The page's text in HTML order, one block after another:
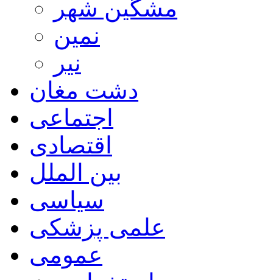
مشگین شهر
نمین
نیر
دشت مغان
اجتماعی
اقتصادی
بین الملل
سیاسی
علمی پزشکی
عمومی